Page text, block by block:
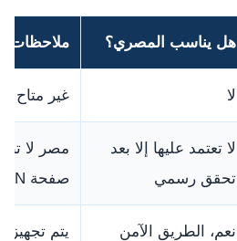
هل يناسب المصري؟ ملاحظات
لا غير متاح
لا تعتمد عليها إلا بعد
تحقق رسمي
مصر لا
صفحة ASAN الرسمية.
نعم، الطريق الآمن
يتم